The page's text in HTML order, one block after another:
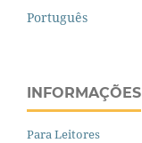
Português
INFORMAÇÕES
Para Leitores